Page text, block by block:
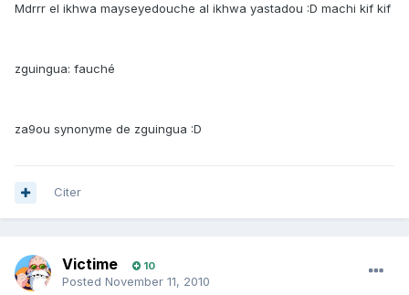
Mdrrr el ikhwa mayseyedouche al ikhwa yastadou :D machi kif kif
zguingua: fauché
za9ou synonyme de zguingua :D
Citer
Victime 10
Posted November 11, 2010